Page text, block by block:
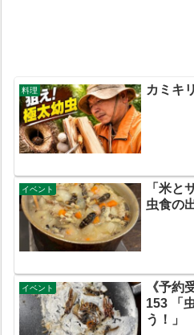
料理 カミキ
イベント
「米と
虫食の
イベント
《予約
153 「
う！」